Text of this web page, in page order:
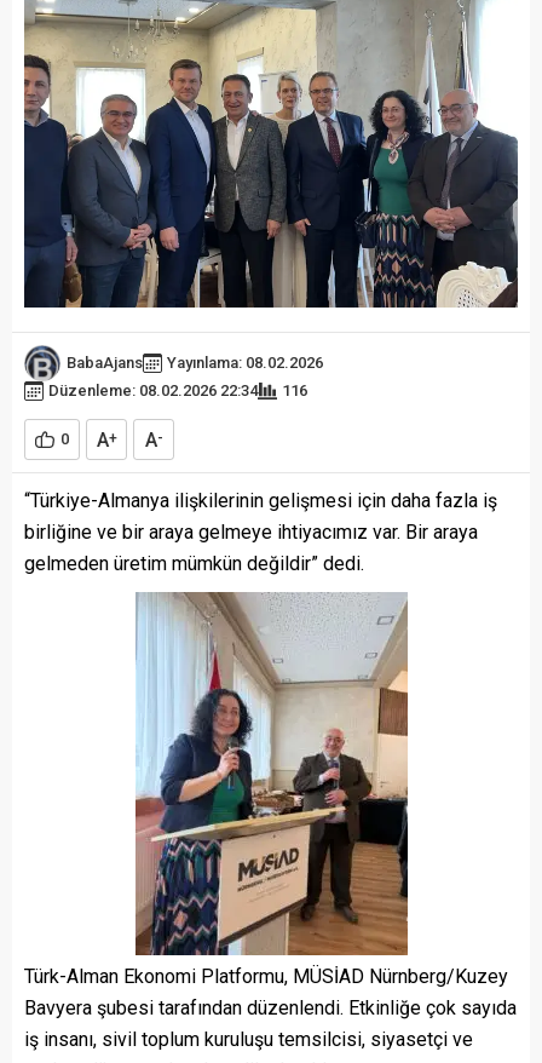
BabaAjans
Yayınlama: 08.02.2026
Düzenleme: 08.02.2026 22:34
116
0 A+ A-
“Türkiye-Almanya ilişkilerinin gelişmesi için daha fazla iş
birliğine ve bir araya gelmeye ihtiyacımız var. Bir araya
gelmeden üretim mümkün değildir” dedi.
Türk-Alman Ekonomi Platformu, MÜSİAD Nürnberg/Kuzey
Bavyera şubesi tarafından düzenlendi. Etkinliğe çok sayıda
iş insanı, sivil toplum kuruluşu temsilcisi, siyasetçi ve